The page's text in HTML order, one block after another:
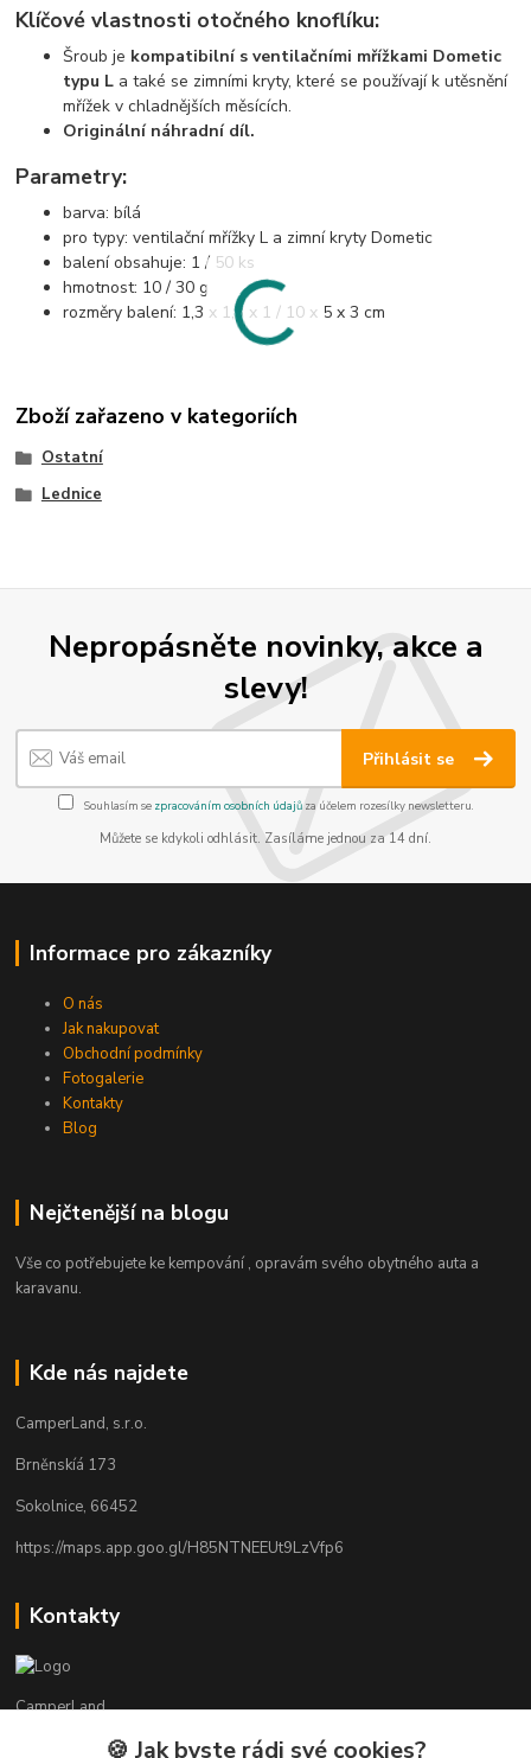
Klíčové vlastnosti otočného knoflíku:
Šroub je kompatibilní s ventilačními mřížkami Dometic
typu L a také se zimními kryty, které se používají k utěsnění
mřížek v chladnějších měsících.
Originální náhradní díl.
Parametry:
barva: bílá
pro typy: ventilační mřížky L a zimní kryty Dometic
balení obsahuje: 1 / 50 ks
hmotnost: 10 / 30 g
rozměry balení: 1,3 x 1,3 x 1 / 10 x 5 x 3 cm
Zboží zařazeno v kategoriích
Ostatní
Lednice
Nepropásněte novinky, akce a
slevy!
Přihlásit se
Souhlasím se zpracováním osobních údajůza účelem rozesílky newsletteru.
Můžete se kdykoli odhlásit. Zasíláme jednou za 14 dní.
Informace pro zákazníky
O nás
Jak nakupovat
Obchodní podmínky
Fotogalerie
Kontakty
Blog
Nejčtenější na blogu
Vše co potřebujete ke kempování , opravám svého obytného auta a
karavanu.
Kde nás najdete
CamperLand, s.r.o.
Brněnskíá 173
Sokolnice, 66452
https://maps.app.goo.gl/H85NTNEEUt9LzVfp6
Kontakty
CamperLand
🍪 Jak byste rádi své cookies?